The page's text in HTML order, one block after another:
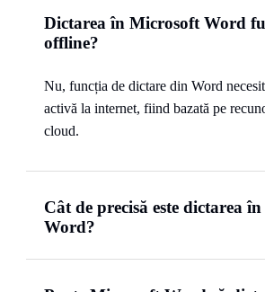
Dictarea în Microsoft Word
offline?
Nu, funcția de dictare din Word
activă la internet, fiind bazată pe
cloud.
Cât de precisă este dictarea
Word?